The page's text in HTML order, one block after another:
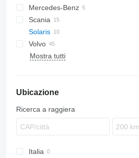
Citelis
Crossway
Daily
Domino
Evadys
Proway
A-series
Lion's series
TGA
TGL
TGM
Mercedes-Benz
Citaro
O-series
Tourismo
Travego
Cityliner
Jetliner
Skyliner
Scania
Solaris
Alpino
Urbino
Volvo
7700
B-series
Mostra tutti
Ubicazione
Ricerca a raggiera
Italia